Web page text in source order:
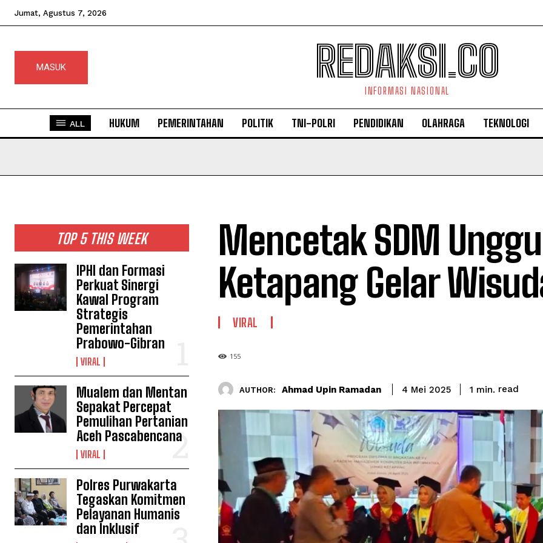
Jumat, Agustus 7, 2026
MASUK REDAKSI.CO
INFORMASI NASIONAL
ALL HUKUM PEMERINTAHAN POLITIK TNI-POLRI PENDIDIKAN OLAHRAGA TEKNOLOGI
TOP 5 THIS WEEK
IPHI dan Formasi
Perkuat Sinergi
Kawal Program
Strategis
Pemerintahan
Prabowo-Gibran
VIRAL
Mualem dan Mentan
Sepakat Percepat
Pemulihan Pertanian
Aceh Pascabencana
VIRAL
Polres Purwakarta
Tegaskan Komitmen
Pelayanan Humanis
dan Inklusif
Mencetak SDM
Ketapang Gelar
VIRAL
155
AUTHOR: Ahmad Upin Ramadan 4 Mei 2025 1 min. read